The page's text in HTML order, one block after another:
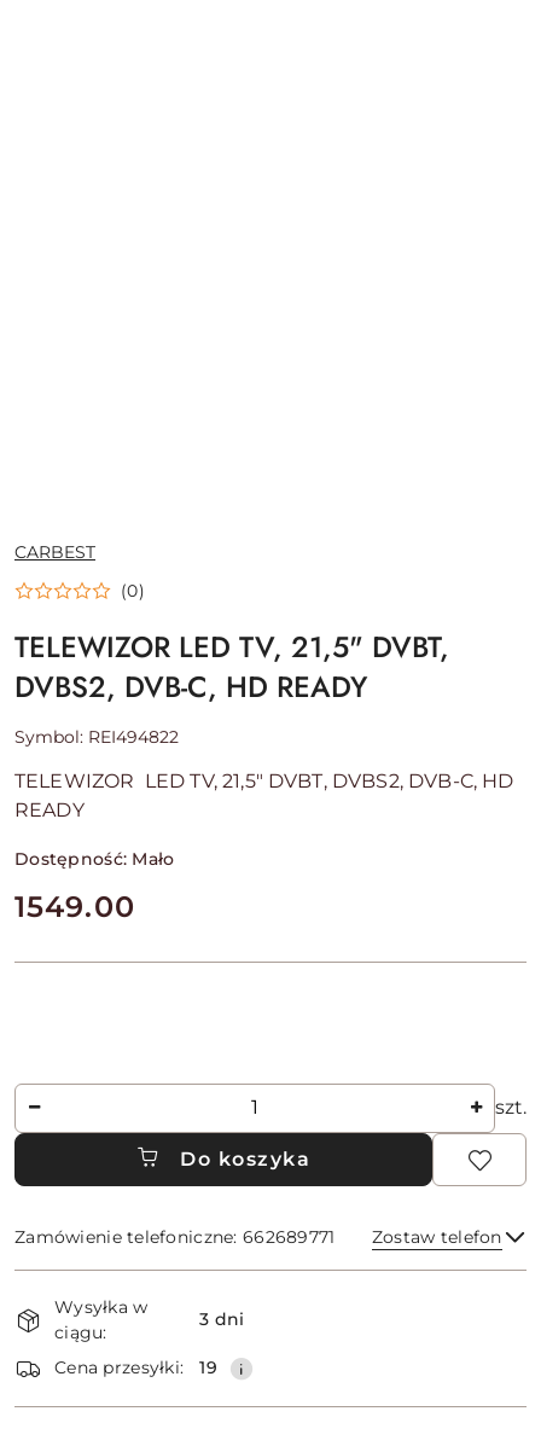
NAZWA
PRODUCENTA:
CARBEST
(0)
TELEWIZOR LED TV, 21,5" DVBT,
DVBS2, DVB-C, HD READY
Symbol: REI494822
TELEWIZOR LED TV, 21,5" DVBT, DVBS2, DVB-C, HD
READY
Dostępność: Mało
cena:
1549.00
Ilość szt.
Do koszyka
Zamówienie telefoniczne: 662689771 Zostaw telefon
i
dostawa
Wysyłka w
ciągu:
3 dni
Cena przesyłki: 19